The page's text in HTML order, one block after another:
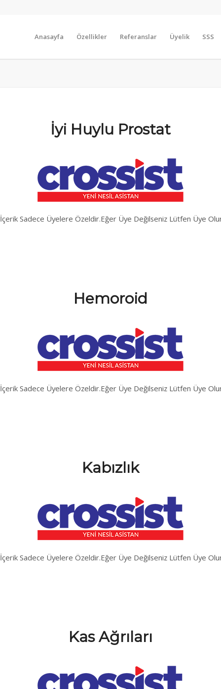
Anasayfa Özellikler Referanslar Üyelik SSS
İyi Huylu Prostat
Sadece Üyelere Özeldir.Eğer Üye Değilseniz Lütfen Üye
Hemoroid
Sadece Üyelere Özeldir.Eğer Üye Değilseniz Lütfen Üye
Kabızlık
Sadece Üyelere Özeldir.Eğer Üye Değilseniz Lütfen Üye
Kas Ağrıları